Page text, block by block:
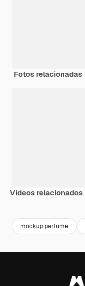
Fotos relacionadas
Vídeos relacionados
mockup perfume